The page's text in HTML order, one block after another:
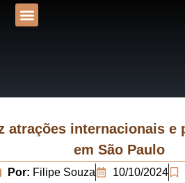
atrações internacionais
em São Paulo
Por: Filipe Souza 10/10/2024